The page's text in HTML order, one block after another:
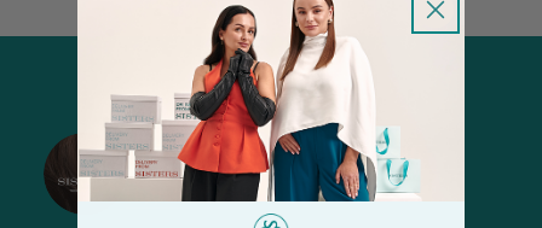
@sisters_stelmakh в Instagram
Підписатися